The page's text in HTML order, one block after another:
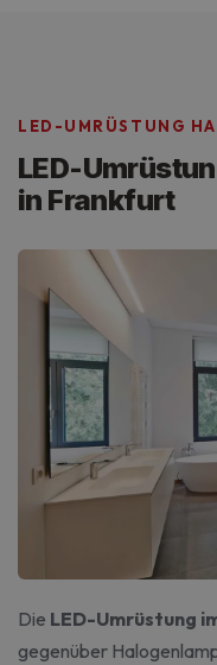
LED-UMRÜSTUNG
LED-
in Frankfurt
Die LED-Umrüstung
gegenüber